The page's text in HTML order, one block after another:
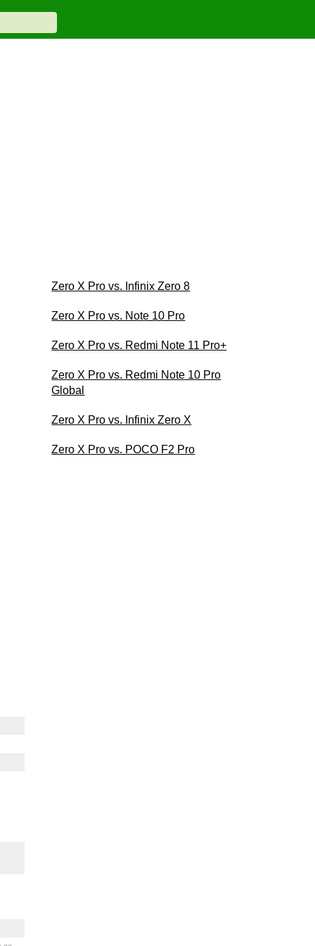
Zero X Pro vs. Infinix Zero 8
Zero X Pro vs. Note 10 Pro
Zero X Pro vs. Redmi Note 11 Pro+
Zero X Pro vs. Redmi Note 10 Pro
Global
Zero X Pro vs. Infinix Zero X
Zero X Pro vs. POCO F2 Pro